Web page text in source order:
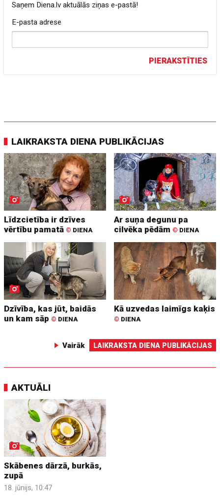
Saņem Diena.lv aktuālās ziņas e-pastā!
E-pasta adrese
PIERAKSTĪTIES
LAIKRAKSTA DIENA PUBLIKĀCIJAS
Līdzcietība ir dzīves
vērtību pamatā © DIENA
Ar suņa degunu pa
cilvēka pēdām © DIENA
Dzīvība, kas jūt, baidās
un kam sāp © DIENA
Kā uzvedas laimīgs kaķis
© DIENA
Vairāk LAIKRAKSTA DIENA PUBLIKĀCIJAS
AKTUĀLI
Skābenes dārzā, burkās,
zupā
18. jūnijs, 10:47